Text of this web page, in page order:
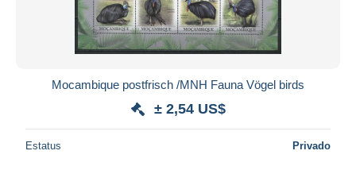
Mocambique postfrisch /MNH Fauna Vögel birds
± 2,54 US$
Estatus Privado